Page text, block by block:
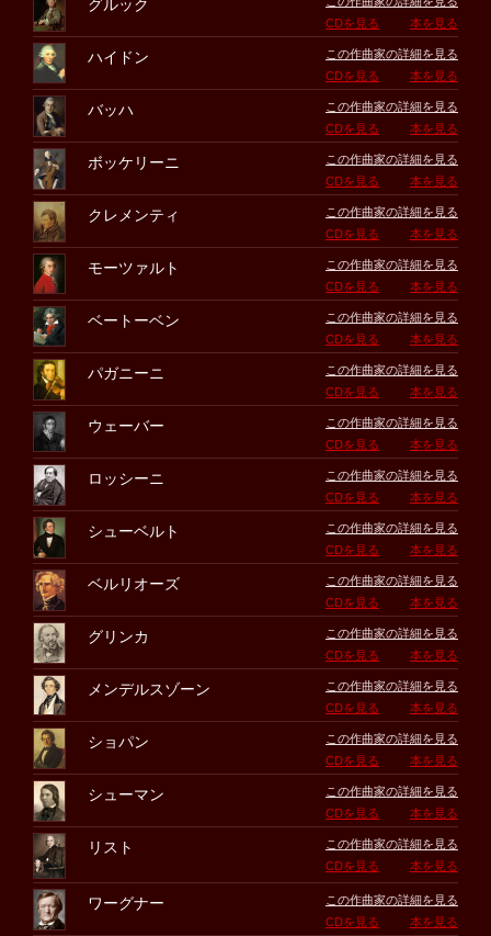
グルック
CDを見る
本を見る
ハイドン
この作曲家の詳細を見る
CDを見る
本を見る
バッハ
この作曲家の詳細を見る
CDを見る
本を見る
ボッケリーニ
この作曲家の詳細を見る
CDを見る
本を見る
クレメンティ
この作曲家の詳細を見る
CDを見る
本を見る
モーツァルト
この作曲家の詳細を見る
CDを見る
本を見る
ベートーベン
この作曲家の詳細を見る
CDを見る
本を見る
パガニーニ
この作曲家の詳細を見る
CDを見る
本を見る
ウェーバー
この作曲家の詳細を見る
CDを見る
本を見る
ロッシーニ
この作曲家の詳細を見る
CDを見る
本を見る
シューベルト
この作曲家の詳細を見る
CDを見る
本を見る
ベルリオーズ
この作曲家の詳細を見る
CDを見る
本を見る
グリンカ
この作曲家の詳細を見る
CDを見る
本を見る
メンデルスゾーン
この作曲家の詳細を見る
CDを見る
本を見る
ショパン
この作曲家の詳細を見る
CDを見る
本を見る
シューマン
この作曲家の詳細を見る
CDを見る
本を見る
リスト
この作曲家の詳細を見る
CDを見る
本を見る
ワーグナー
この作曲家の詳細を見る
CDを見る
本を見る